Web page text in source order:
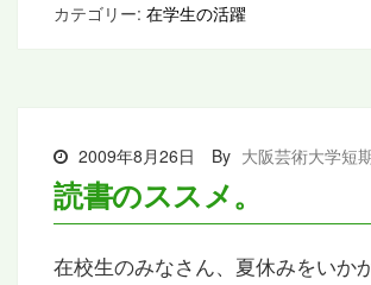
カテゴリー: 在学生の活躍
2009年8月26日 By 大阪芸術大学短
読書のススメ。
在校生のみなさん、夏休みをいか